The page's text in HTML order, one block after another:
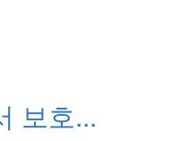
보호...